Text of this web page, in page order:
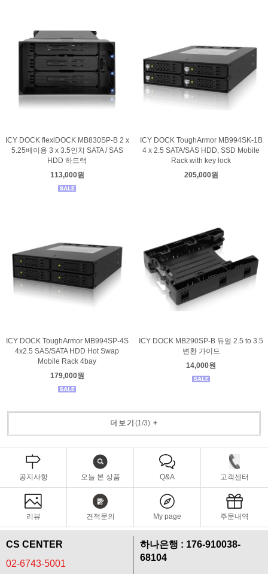
ICY DOCK flexiDOCK MB830SP-B 2 x
5.25베이용 3 x 3.5인치 SATA / SAS
HDD 하드랙
113,000원
ICY DOCK ToughArmor MB994SK-1B
4 x 2.5 SATA/SAS HDD, SSD Mobile
Rack with key lock
205,000원
ICY DOCK ToughArmor MB994SP-4S
4x2.5 SAS/SATA HDD Hot Swap
Mobile Rack 4bay
179,000원
ICY DOCK MB290SP-B 듀얼 2.5 to 3.5
변환 가이드
14,000원
더보기 (1/3)+
공지사항 오늘 본 상품 Q&A 고객센터
리뷰 견적문의 My page 주문내역
CS CENTER
02-6743-5001
하나은행 : 176-910038-
68104